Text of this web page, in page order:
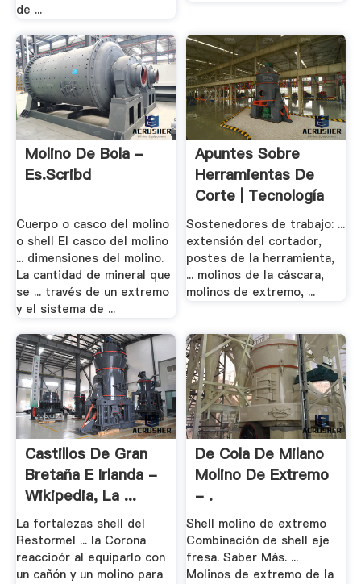
de ...
Molino De Bola -
Es.scribd
Cuerpo o casco del molino
o shell El casco del molino
... dimensiones del molino.
La cantidad de mineral que
se ... través de un extremo
y el sistema de ...
Apuntes Sobre
Herramientas De
Corte | Tecnología
...
Sostenedores de trabajo: ...
extensión del cortador,
postes de la herramienta,
... molinos de la cáscara,
molinos de extremo, ...
Castillos De Gran
Bretaña E Irlanda -
Wikipedia, La ...
La fortalezas shell del
Restormel ... la Corona
reaccioór al equiparlo con
un cañón y un molino para
De Cola De Milano
Molino De Extremo
- .
Shell molino de extremo
Combinación de shell eje
fresa. Saber Más. ...
Molinos de extremo de la